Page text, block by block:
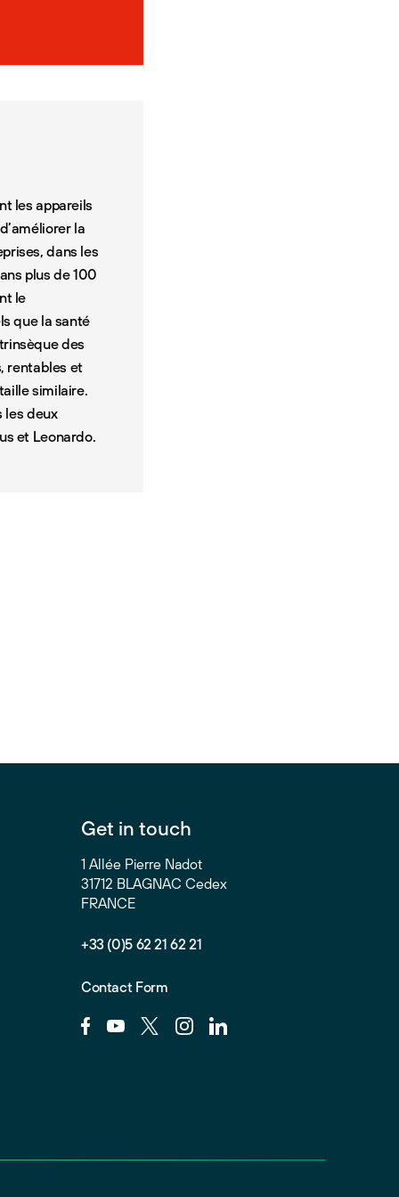
les appareils
la
dans les
plus de 100
le
que la santé
des
rentables et
similaire.
les deux
et Leonardo.
Get in touch
1 Allée Pierre Nadot
31712 BLAGNAC Cedex
FRANCE
+33 (0)5 62 21 62 21
Contact Form